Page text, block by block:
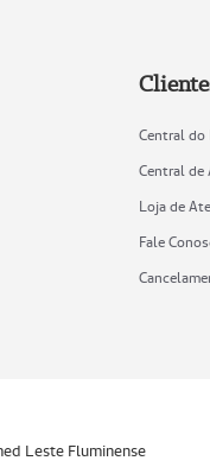
Central do
Central
Loja de
Fale
Leste Fluminense